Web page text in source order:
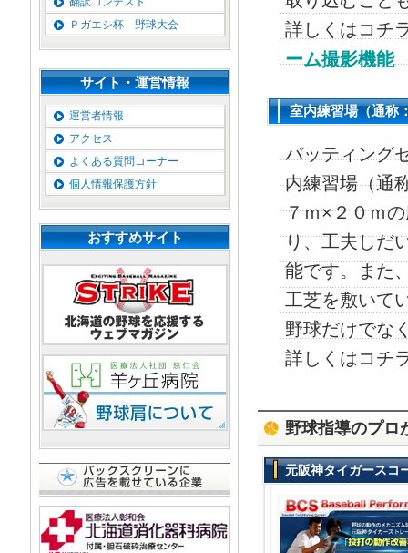
詳しくはコチ
ーム撮影機能
室内練習場（通
バッティング
内練習場（通
７ｍ×２０ｍ
り、工夫しだ
能です。また
工芝を敷いて
野球だけでな
詳しくはコチ
野球指導のプ
元阪神タイガース
Ｐガエシ杯 野球大会
サイト・運営情報
運営者情報
アクセス
よくある質問コーナー
個人情報保護方針
おすすめサイト